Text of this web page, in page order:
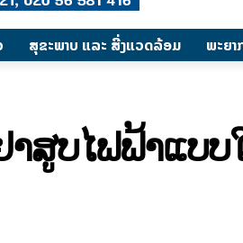
ສຸຂະພາບ ແລະ ສີ່ງແວດລ້ອມ ພະຍາ
ສູບໄຟຟ້າແບ